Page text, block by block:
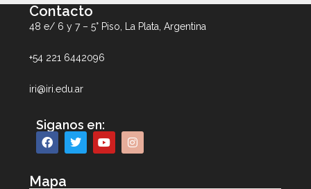
Contacto
48 e/ 6 y 7 – 5° Piso, La Plata, Argentina
+54 221 6442096
iri@iri.edu.ar
Siganos en:
Mapa